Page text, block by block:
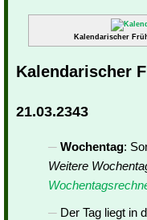
Kalendarischer
Kalendarischer
21.03.2343
Wochentag:
Weitere
Der Tag liegt in